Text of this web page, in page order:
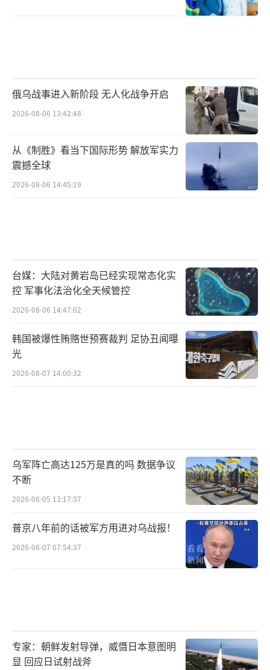
俄乌战事进入新阶段 无人化战争开启
2026-08-06 13:42:48
从《制胜》看当下国际形势 解放军实力
震撼全球
2026-08-06 14:45:19
台媒：大陆对黄岩岛已经实现常态化实
控 军事化法治化全天候管控
2026-08-06 14:47:02
韩国被爆性贿赂世预赛裁判 足协丑闻曝
光
2026-08-07 14:00:32
乌军阵亡高达125万是真的吗 数据争议
不断
2026-08-05 13:17:37
普京八年前的话被军方用进对乌战报！
2026-08-07 07:54:37
专家：朝鲜发射导弹，威慑日本意图明
显 回应日试射战斧